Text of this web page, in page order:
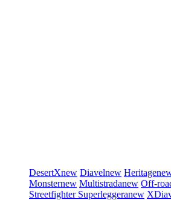
DesertXnew Diavelnew Heritage
Monsternew Multistradanew Off-
Streetfighter Superleggeranew